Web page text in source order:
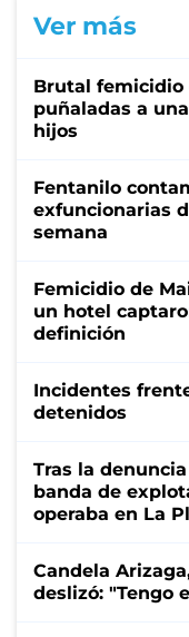
Ver más
Brutal femicidio
puñaladas a
hijos
Fentanilo
exfuncionarias
semana
Femicidio de
un hotel
definición
Incidentes
detenidos
Tras la
banda de
operaba en La
Candela
deslizó: "Tengo